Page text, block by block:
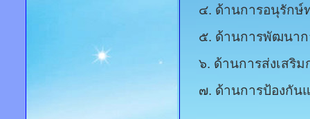
๔. ด้านการอนุรักษ์ท
๕. ด้านการพัฒนากา
๖. ด้านการส่งเสริม
๗. ด้านการป้องกันแ